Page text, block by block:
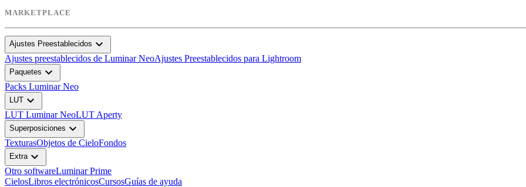
MARKETPLACE
Ajustes Preestablecidos expand_more
Ajustes preestablecidos de Luminar NeoAjustes Preestablecidos para Lightroom
Paquetes expand_more
Packs Luminar Neo
LUT expand_more
LUT Luminar NeoLUT Aperty
Superposiciones expand_more
TexturasObjetos de CieloFondos
Extraexpand_more
Otro softwareLuminar Prime
CielosLibros electrónicosCursosGuías de ayuda